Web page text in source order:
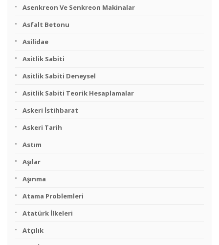
Asenkreon Ve Senkreon Makinalar
Asfalt Betonu
Asilidae
Asitlik Sabiti
Asitlik Sabiti Deneysel
Asitlik Sabiti Teorik Hesaplamalar
Askeri İstihbarat
Askeri Tarih
Astım
Aşılar
Aşınma
Atama Problemleri
Atatürk İlkeleri
Atçılık